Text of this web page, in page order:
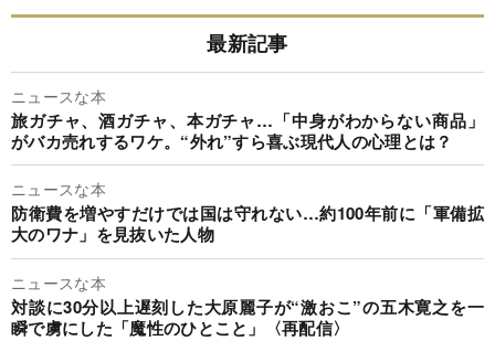
最新記事
ニュースな本
旅ガチャ、酒ガチャ、本ガチャ…「中身がわからない商品」
がバカ売れするワケ。“外れ”すら喜ぶ現代人の心理とは？
ニュースな本
防衛費を増やすだけでは国は守れない…約100年前に「軍備拡
大のワナ」を見抜いた人物
ニュースな本
対談に30分以上遅刻した大原麗子が“激おこ”の五木寛之を一
瞬で虜にした「魔性のひとこと」〈再配信〉